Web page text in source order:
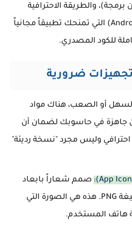
والطريقة الاحترافية
(باستخدام Android Studio) التي تمنحك تطبيقاً مجانياً
للكود المصدري.
تجهيزات ضرورية
أو الصعب، هناك مواد
جاهزة في حاسوبك لضمان أن
وليس مجرد "نسخة رديئة"
صمم شعاراً بابعاد
512×512 بكسل بصيغة PNG. هذه هي الصورة التي
المستخدم.